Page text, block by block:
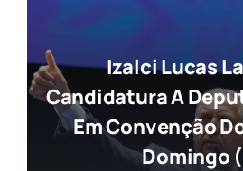
Izalci Lucas
Candidatura A
Em Convenção
Domingo